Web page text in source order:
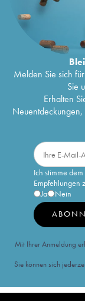
Melden Sie sich
Sie
Erhalten
Ich stimme
Empfehlungen
Ja
Nein
Mit Ihrer Anmeldung
Sie können sich